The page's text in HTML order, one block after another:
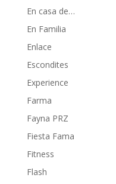
En casa de…
En Familia
Enlace
Escondites
Experience
Farma
Fayna PRZ
Fiesta Fama
Fitness
Flash